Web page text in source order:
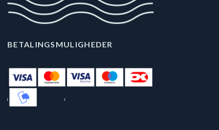
BETALINGSMULIGHEDER